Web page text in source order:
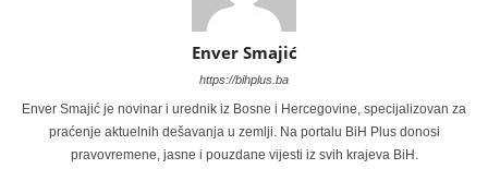
Enver Smajić
https://bihplus.ba
Enver Smajić je novinar i urednik iz Bosne i Hercegovine, specijalizovan za
praćenje aktuelnih dešavanja u zemlji. Na portalu BiH Plus donosi
pravovremene, jasne i pouzdane vijesti iz svih krajeva BiH.